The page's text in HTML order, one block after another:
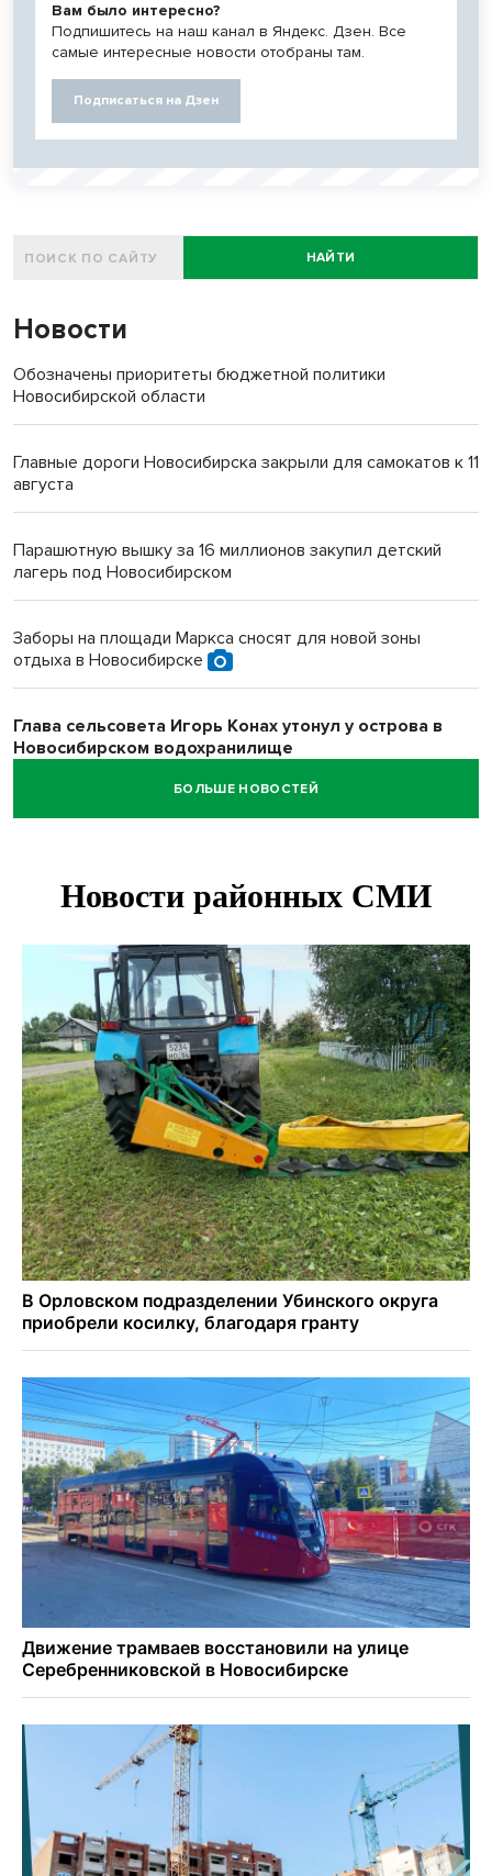
Вам было интересно?
Подпишитесь на наш канал в Яндекс. Дзен. Все
самые интересные новости отобраны там.
Подписаться на Дзен
НАЙТИ
Новости
Обозначены приоритеты бюджетной политики
Новосибирской области
Главные дороги Новосибирска закрыли для самокатов к 11
августа
Парашютную вышку за 16 миллионов закупил детский
лагерь под Новосибирском
Заборы на площади Маркса сносят для новой зоны
отдыха в Новосибирске
Глава сельсовета Игорь Конах утонул у острова в
Новосибирском водохранилище
Сибирские пенсионеры накопили в банках рекордные 4,2
Под Новосибирском суд наказал дачников за
В Убинском живодер застрелил лабрадора гостей из
Новосибирска
Родители 10 детей рассказали о подготовке к школе в
Новосибирской области
БОЛЬШЕ НОВОСТЕЙ